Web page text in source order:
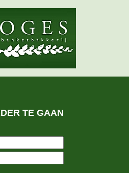
TE GAAN